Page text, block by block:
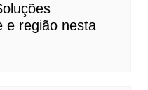
e região nesta